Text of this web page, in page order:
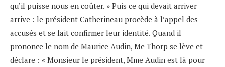
qu’il puisse nous en coûter. » Puis ce qui devait arriver
arrive : le président Catherineau procède à l’appel des
accusés et se fait confirmer leur identité. Quand il
prononce le nom de Maurice Audin, Me Thorp se lève et
déclare : « Monsieur le président, Mme Audin est là pour